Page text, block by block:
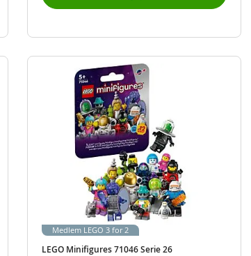
LEGO Minifigures 71046 Serie 26
Medlem LEGO 3 for 2